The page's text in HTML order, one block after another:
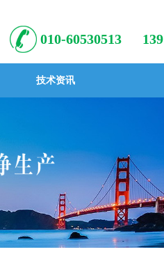
010-60530513
技术资讯